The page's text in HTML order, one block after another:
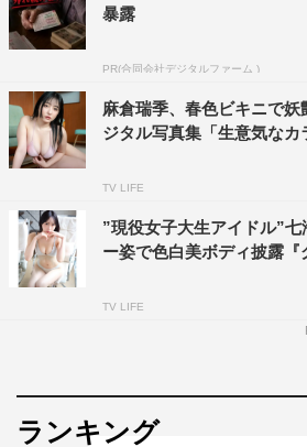
暴露
PR(合同会社デジタルファーム )
麻倉瑞季、春色ビキニで
ジタル写真集「生意気なカ
TV LIFE
”現役女子大生アイドル”七
ー姿で色白美ボディ披露『
TV LIFE
ランキング